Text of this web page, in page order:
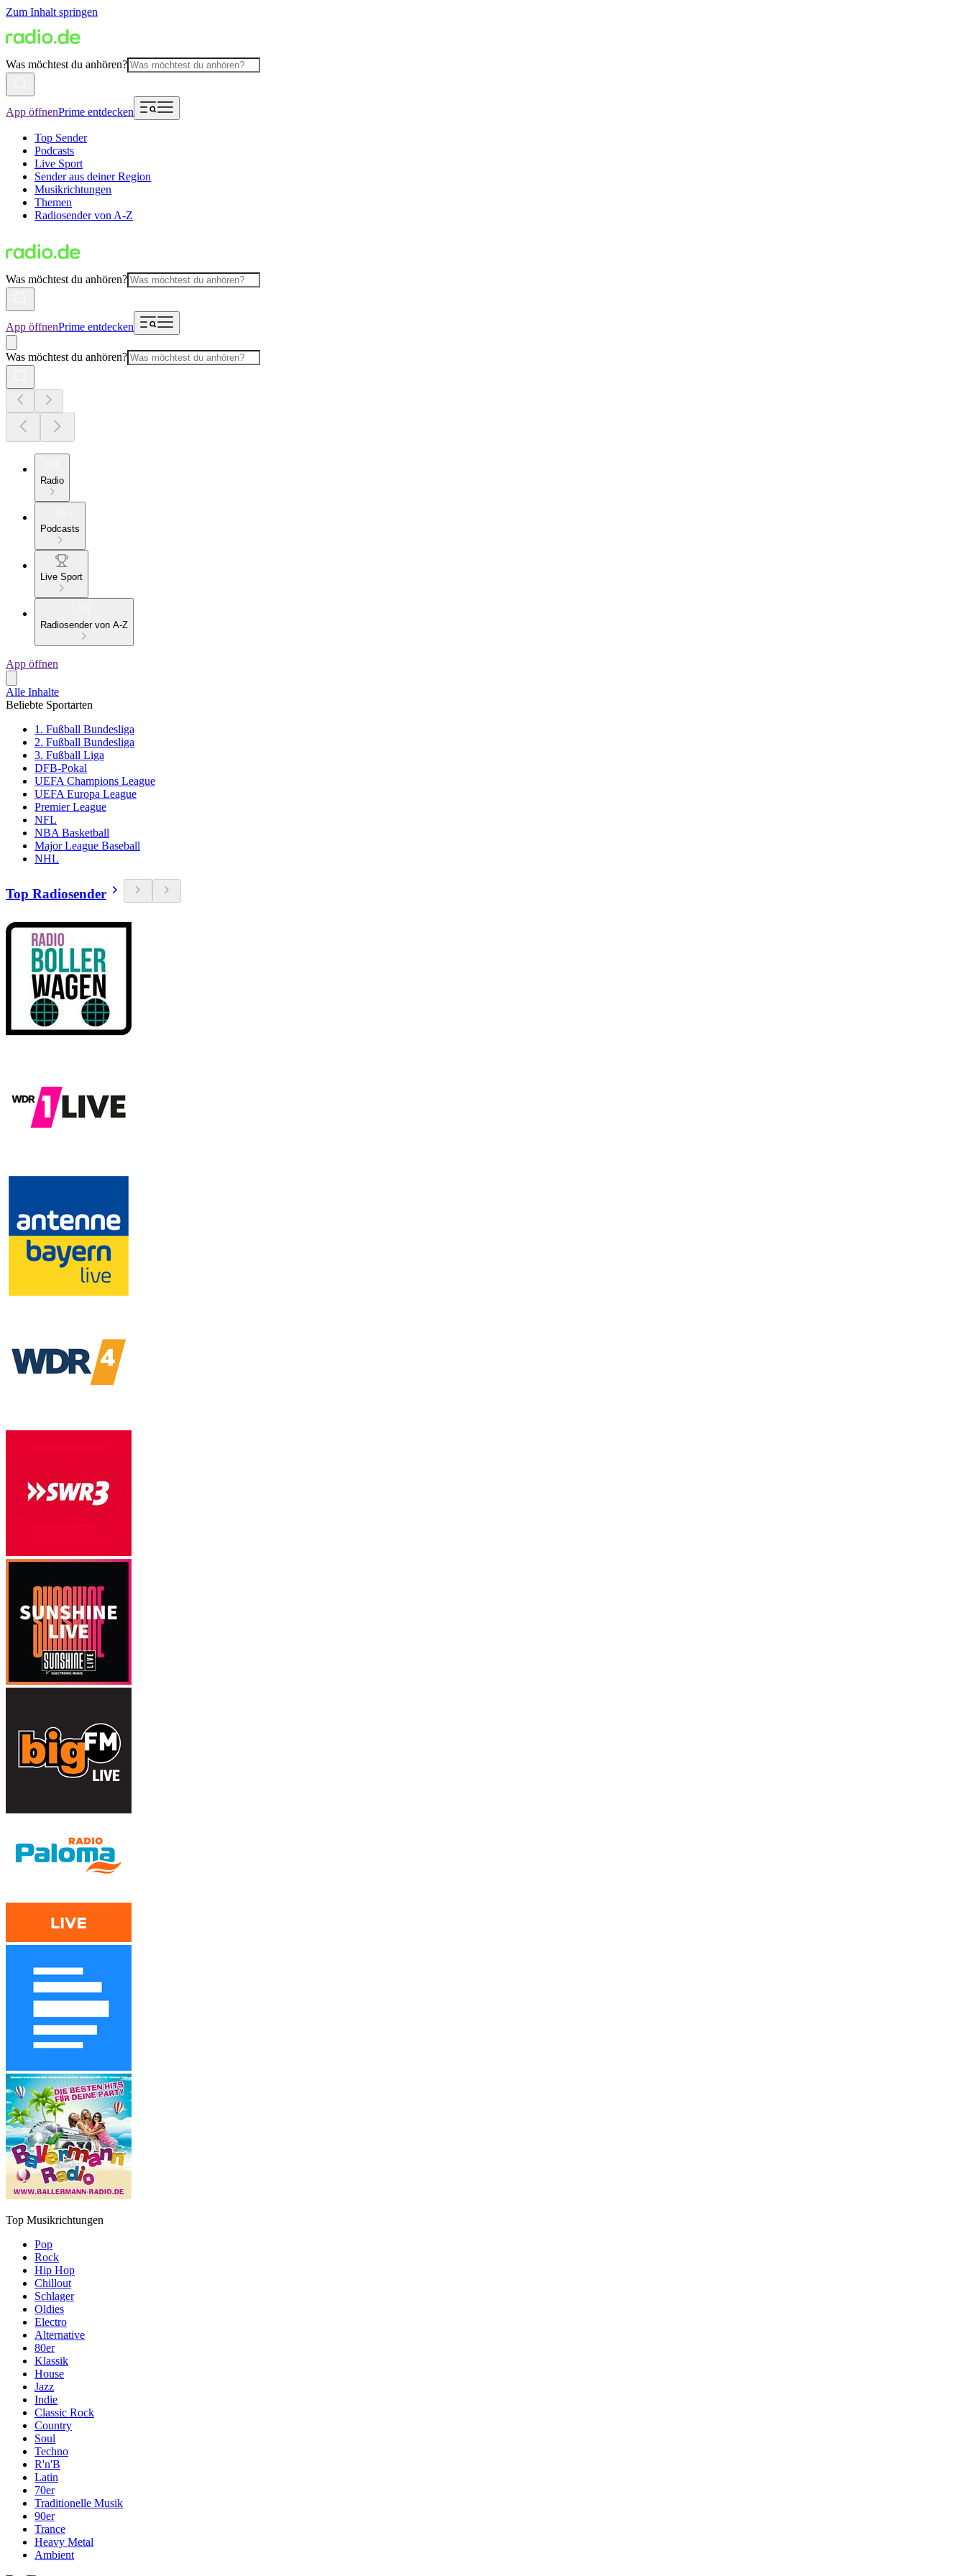
Zum Inhalt springen
Was möchtest du anhören?
App öffnenPrime entdecken
Top Sender
Podcasts
Live Sport
Sender aus deiner Region
Musikrichtungen
Themen
Radiosender von A-Z
Was möchtest du anhören?
App öffnenPrime entdecken
Was möchtest du anhören?
Radio
Podcasts
Live Sport
Radiosender von A-Z
App öffnen
Alle Inhalte
Beliebte Sportarten
1. Fußball Bundesliga
2. Fußball Bundesliga
3. Fußball Liga
DFB-Pokal
UEFA Champions League
UEFA Europa League
Premier League
NFL
NBA Basketball
Major League Baseball
NHL
Top Radiosender
Top Musikrichtungen
Pop
Rock
Hip Hop
Chillout
Schlager
Oldies
Electro
Alternative
80er
Klassik
House
Jazz
Indie
Classic Rock
Country
Soul
Techno
R'n'B
Latin
70er
Traditionelle Musik
90er
Trance
Heavy Metal
Ambient